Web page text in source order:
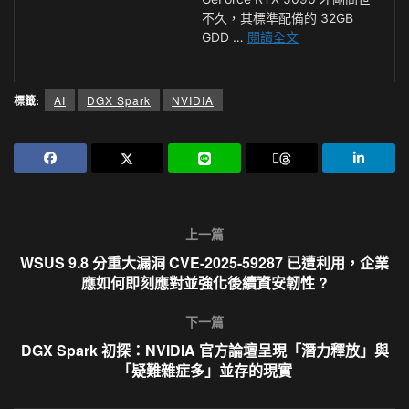
標籤: AI DGX Spark NVIDIA
上一篇
WSUS 9.8 分重大漏洞 CVE-2025-59287 已遭利用，企業
應如何即刻應對並強化後續資安韌性 ?
下一篇
DGX Spark 初探：NVIDIA 官方論壇呈現「潛力釋放」與
「疑難雜症多」並存的現實